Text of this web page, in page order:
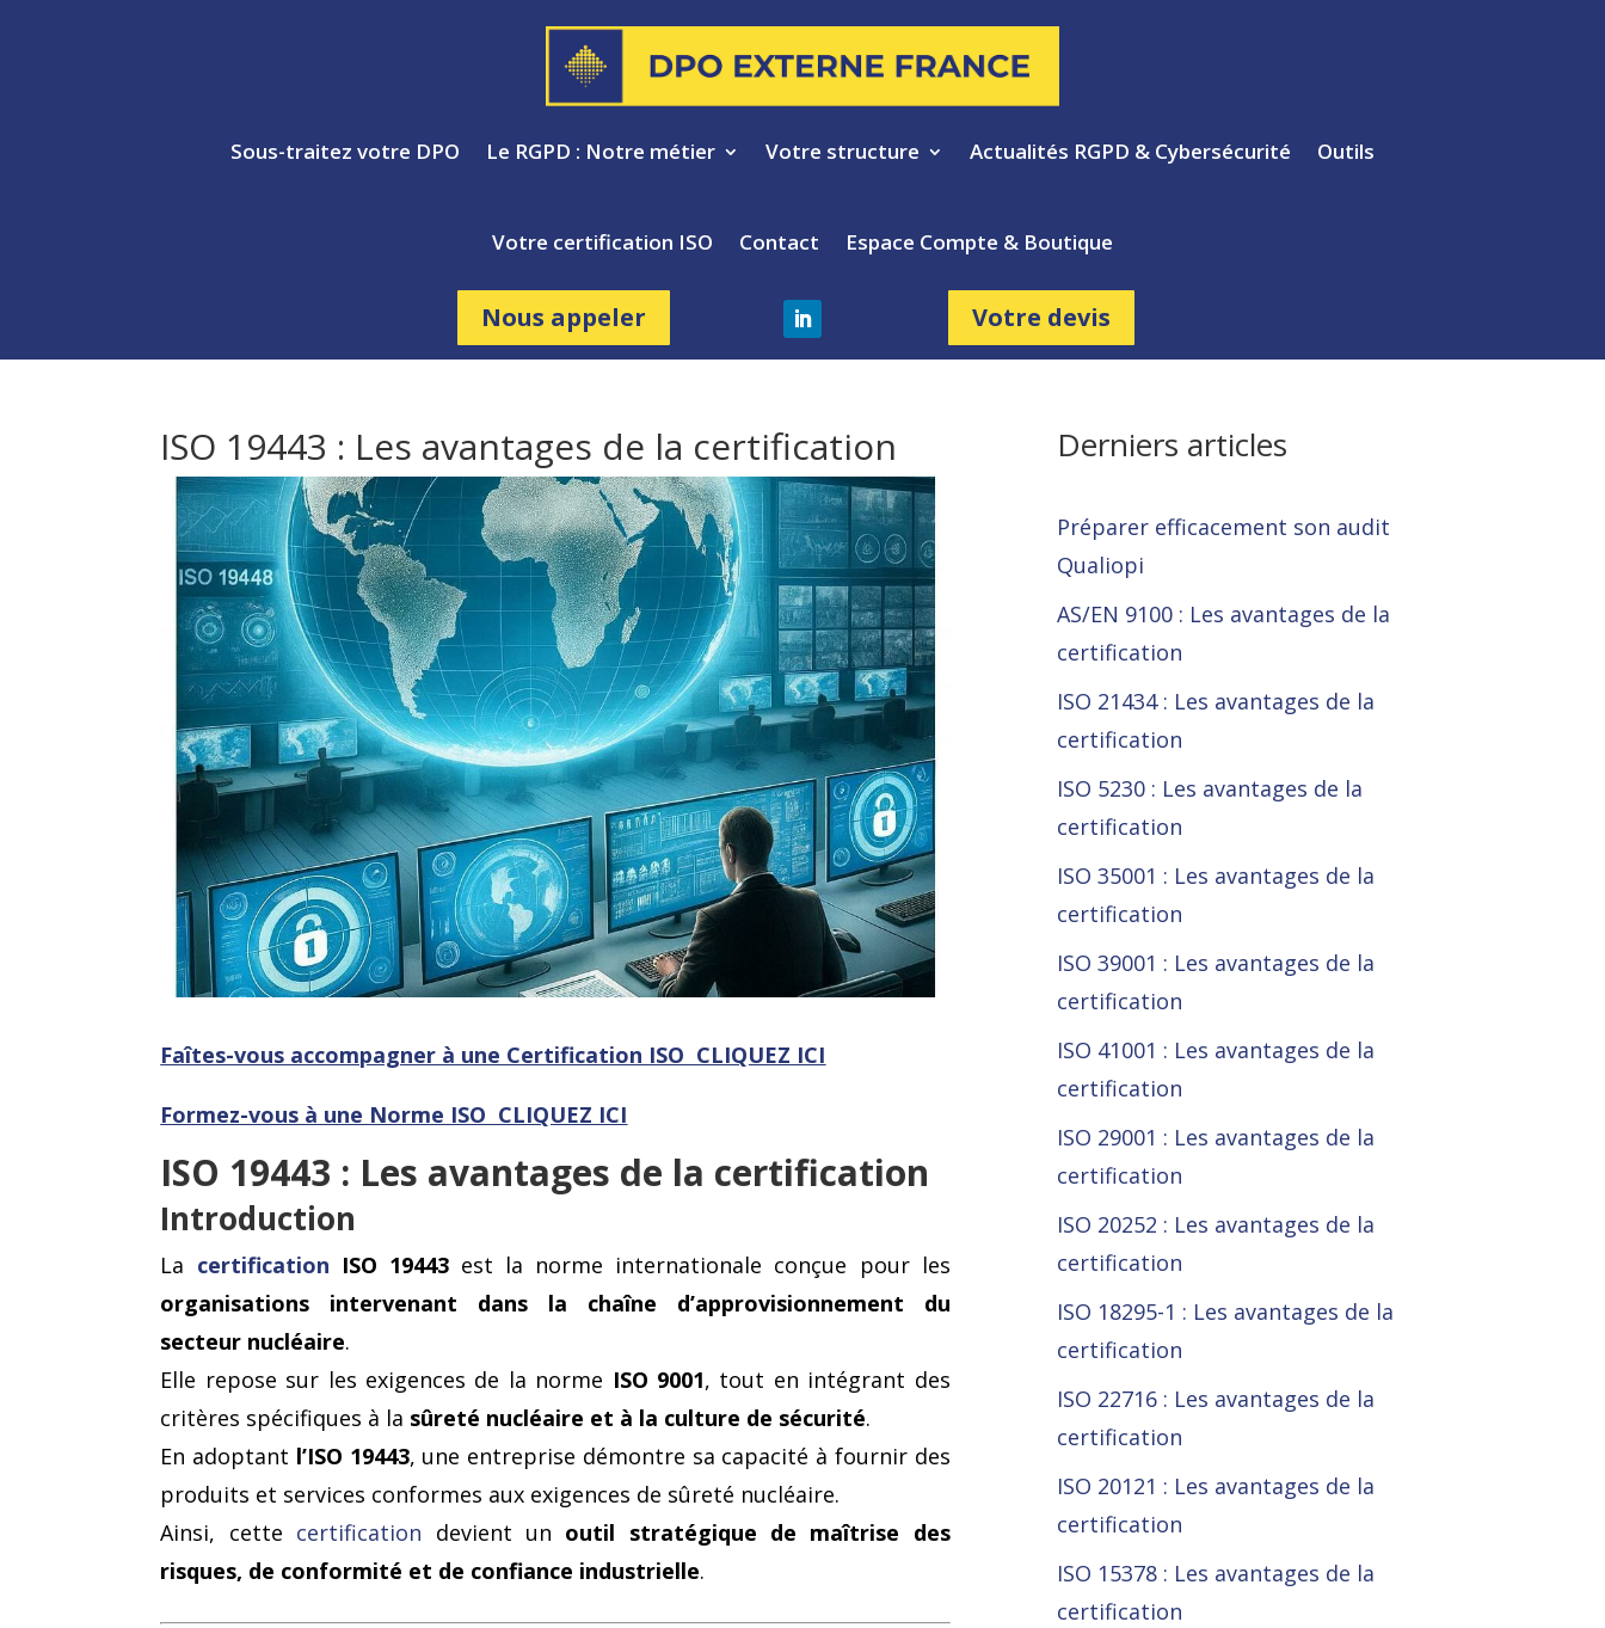
Sous-traitez votre DPO Le RGPD : Notre métier Votre structure Actualités RGPD & Cybersécurité Outils
Votre certification ISO Contact Espace Compte & Boutique
Nous appeler Votre devis
ISO 19443 : Les avantages de la certification
Faîtes-vous accompagner à une Certification ISO CLIQUEZ ICI
Formez-vous à une Norme ISO CLIQUEZ ICI
ISO 19443 : Les avantages de la certification
Introduction
La certification ISO 19443est la norme internationale conçue pour les
organisations intervenant dans la chaîne d’approvisionnement du
secteur nucléaire.
Elle repose sur les exigences de la norme ISO 9001, tout en intégrant des
critères spécifiques à la sûreté nucléaire et à la culture de sécurité.
En adoptant l’ISO 19443, une entreprise démontre sa capacité à fournir des
produits et services conformes aux exigences de sûreté nucléaire.
Ainsi, cette certification devient un outil stratégique de maîtrise des
risques, de conformité et de confiance industrielle.
Derniers articles
Préparer efficacement son audit
Qualiopi
AS/EN 9100 : Les avantages de la
certification
ISO 21434 : Les avantages de la
certification
ISO 5230 : Les avantages de la
certification
ISO 35001 : Les avantages de la
certification
ISO 39001 : Les avantages de la
certification
ISO 41001 : Les avantages de la
certification
ISO 29001 : Les avantages de la
certification
ISO 20252 : Les avantages de la
certification
ISO 18295-1 : Les avantages de la
certification
ISO 22716 : Les avantages de la
certification
ISO 20121 : Les avantages de la
certification
ISO 15378 : Les avantages de la
certification